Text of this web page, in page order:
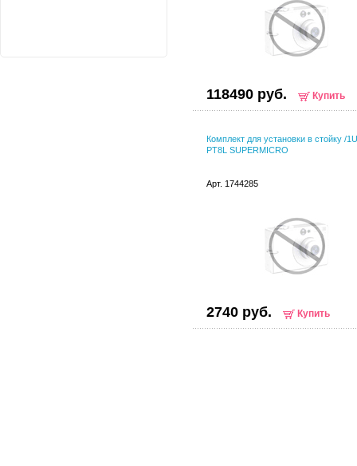
118490 руб. Купить
Комплект для установки в стойку /
PT8L SUPERMICRO
Арт. 1744285
2740 руб. Купить